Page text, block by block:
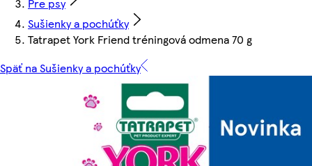
Sušienky a pochúťky
Tatrapet York Friend tréningová odmena 70 g
Späť na Sušienky a pochúťky